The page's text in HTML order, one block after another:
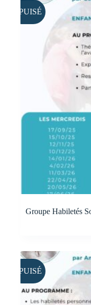
ÉPUISÉ
Groupe Habiletés
ÉPUISÉ